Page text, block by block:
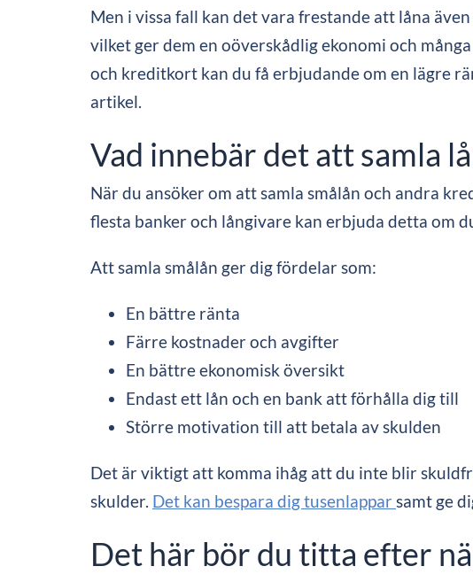
Men i vissa fall kan det vara frestande att låna
vilket ger dem en oöverskådlig ekonomi och
och kreditkort kan du få erbjudande om en lägre
artikel.
Vad innebär det att samla
När du ansöker om att samla smålån och andra
flesta banker och långivare kan erbjuda detta om
Att samla smålån ger dig fördelar som:
En bättre ränta
Färre kostnader och avgifter
En bättre ekonomisk översikt
Endast ett lån och en bank att förhålla dig till
Större motivation till att betala av skulden
Det är viktigt att komma ihåg att du inte blir
skulder. Det kan bespara dig tusenlappar samt ge
Det här bör du titta efter